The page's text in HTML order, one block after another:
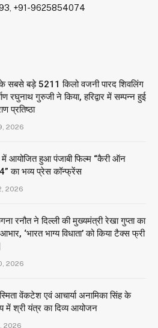
, +91-9625854074
के सबसे बड़े 5211 किलो वजनी पारद शिवलिंग
रघुनाथ गुरुजी ने किया, हरिद्वार में सम्पन्न हुई
प्रतिष्ठा
2026
आयोजित हुआ पंजाबी फिल्म “कैरी ऑन
का भव्य प्रेस कॉन्फ्रेंस
2026
रनौत ने दिल्ली की मुख्यमंत्री रेखा गुप्ता का
‘भारत भाग्य विधाता’ को किया टैक्स फ्री
2026
वेंकटेश एवं आचार्या अनामिका सिंह के
में श्री यंत्र का दिव्य आयोजन
2026